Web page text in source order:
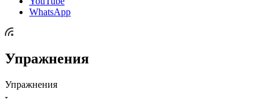
WhatsApp
Упражнения
Упражнения